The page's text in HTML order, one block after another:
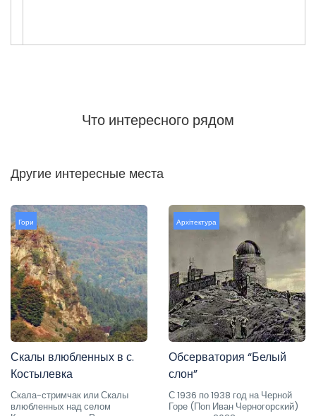
Что интересного рядом
Другие интересные места
Гори
Скалы влюбленных в с.
Костылевка
Скала-стримчак или Скалы
влюбленных над селом
Архітектура
Обсерватория “Белый
слон”
С 1936 по 1938 год на Черной
Горе (Поп Иван Черногорский)